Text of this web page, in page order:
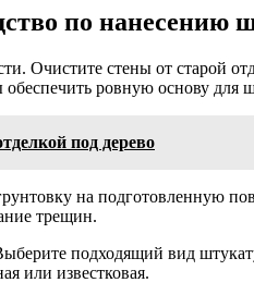
по нанесению
Очистите стены от старой
ровную основу для
под дерево
на подготовленную
трещин.
подходящий вид
или известковая.